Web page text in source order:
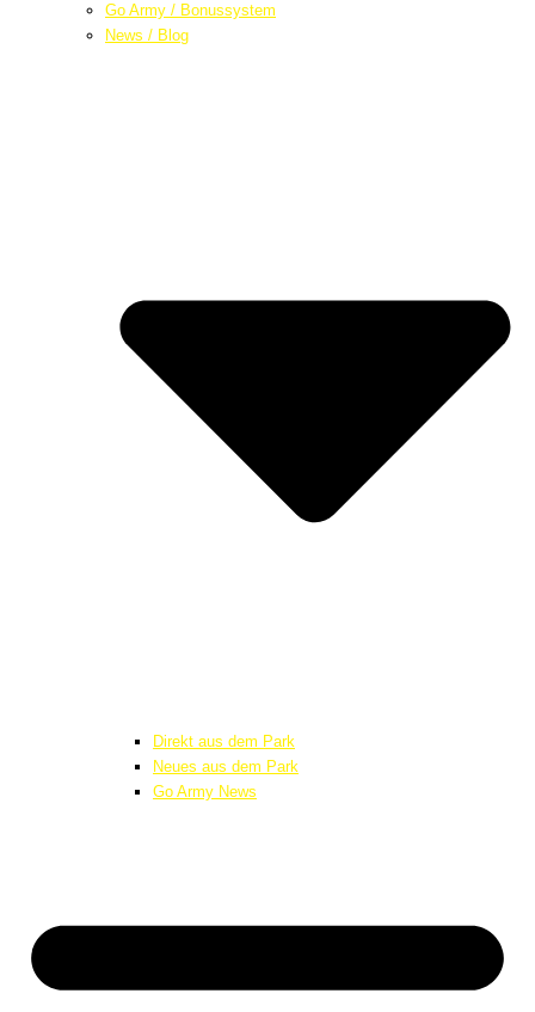
Go Army / Bonussystem
News / Blog
Direkt aus dem Park
Neues aus dem Park
Go Army News